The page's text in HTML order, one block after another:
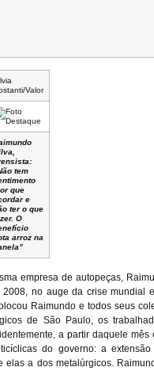
Valor
tem
que
e
ter o que
O
arroz na
empresa de autopeças,
no auge da crise mundial
Raimundo e todos seus
de São Paulo, os
a partir daquele mês
do governo: a
elas a dos metalúrgicos.